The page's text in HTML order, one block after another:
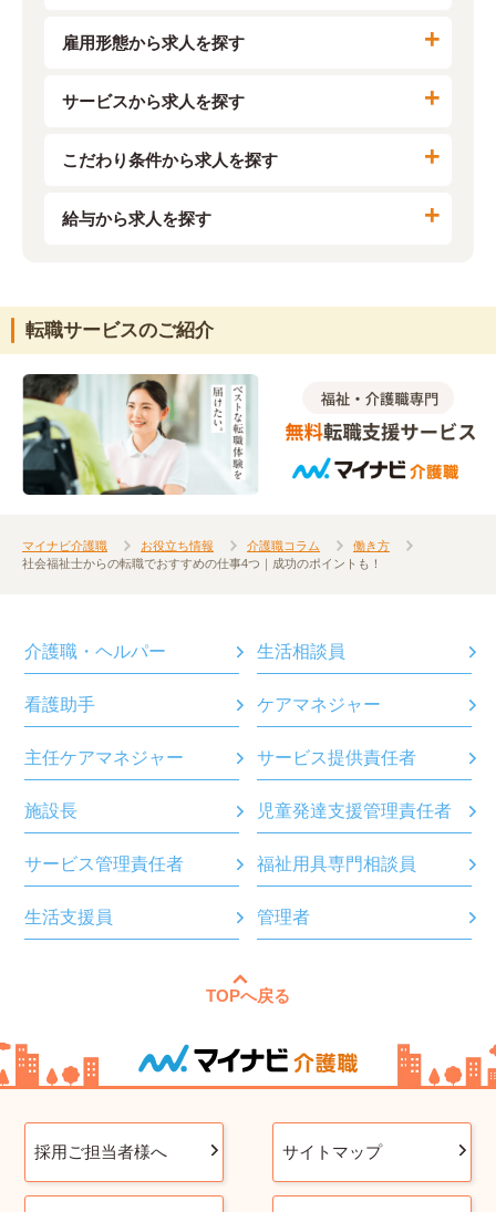
転職サービスのご紹介
マイナビ介護職 お役立ち情報 介護職コラム
働き方
社会福祉士からの転職でおすすめの仕事4つ｜成功のポイントも！
雇用形態から求人を探す
サービスから求人を探す
こだわり条件から求人を探す
給与から求人を探す
介護職・ヘルパー 生活相談員
看護助手 ケアマネジャー
主任ケアマネジャー サービス提供責任者
施設長 児童発達支援管理責任者
サービス管理責任者 福祉用具専門相談員
生活支援員 管理者
TOPへ戻る
採用ご担当者様へ サイトマップ